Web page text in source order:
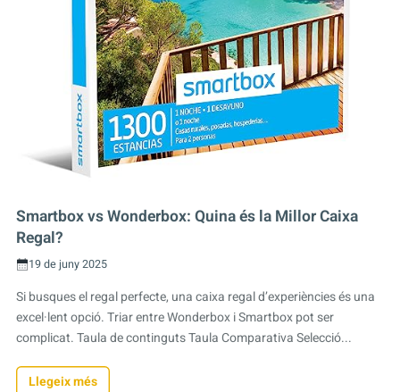
Smartbox vs Wonderbox: Quina és la Millor Caixa
Regal?
19 de juny 2025
Si busques el regal perfecte, una caixa regal d’experiències és una
excel·lent opció. Triar entre Wonderbox i Smartbox pot ser
complicat. Taula de continguts Taula Comparativa Selecció...
Llegeix més